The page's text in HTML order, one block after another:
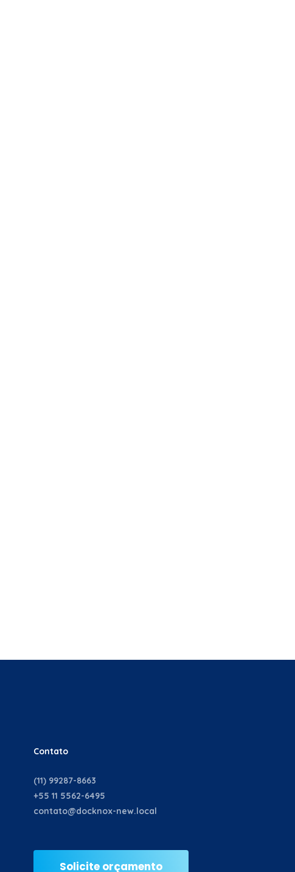
Contato
(11) 99287-8663
+55 11 5562-6495
contato@docknox-new.local
Solicite orçamento